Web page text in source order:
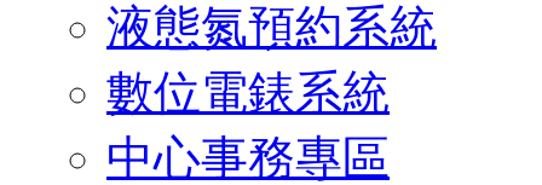
液態氮預約系統
數位電錶系統
中心事務專區